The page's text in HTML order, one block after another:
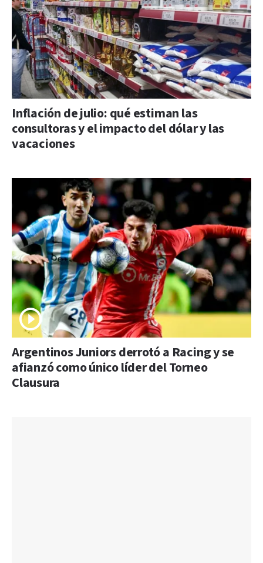
Inflación de julio: qué estiman las
consultoras y el impacto del dólar y las
vacaciones
Argentinos Juniors derrotó a Racing y se
afianzó como único líder del Torneo
Clausura